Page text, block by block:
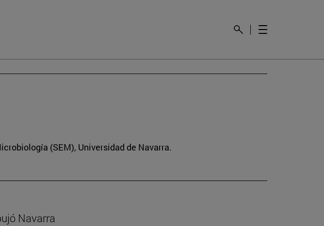
(SEM), Universidad de Navarra.
Navarra